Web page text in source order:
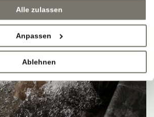
Alle zulassen
Anpassen
Ablehnen